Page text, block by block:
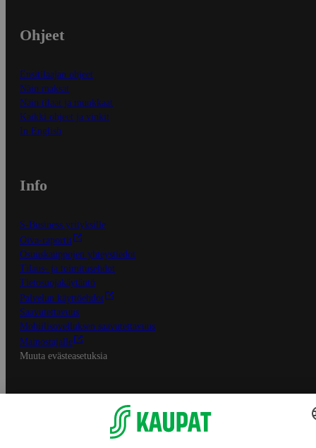
Ohjeet
Ensitilaajan ohjeet
Näin maksat
Näin tilaat ja muokkaat
Kaikki ohjeet ja vinkit
In English
Info
S-Business yrityksille
Oiva-raportit
Osuuskauppojen yhteystiedot
Tilaus- ja toimitusehdot
Tietosuojakäytäntö
Palvelun käyttöehdot
Saavutettavuus
Mobiilisovelluksen saavutettavuus
Mainostajalle
Muuta evästeasetuksia
S-ryhmän palvelut